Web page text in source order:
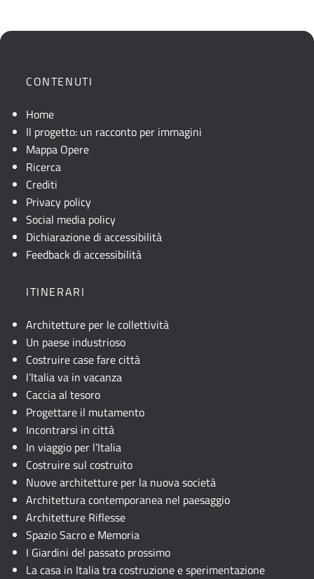
CONTENUTI
Home
Il progetto: un racconto per immagini
Mappa Opere
Ricerca
Crediti
Privacy policy
Social media policy
Dichiarazione di accessibilità
Feedback di accessibilità
ITINERARI
Architetture per le collettività
Un paese industrioso
Costruire case fare città
l’Italia va in vacanza
Caccia al tesoro
Progettare il mutamento
Incontrarsi in città
In viaggio per l’Italia
Costruire sul costruito
Nuove architetture per la nuova società
Architettura contemporanea nel paesaggio
Architetture Riflesse
Spazio Sacro e Memoria
I Giardini del passato prossimo
La casa in Italia tra costruzione e sperimentazione